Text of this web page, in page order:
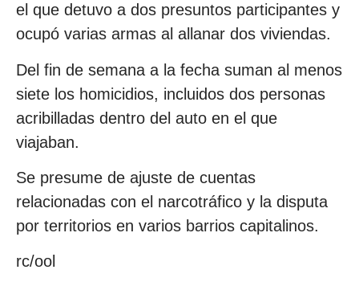
el que detuvo a dos presuntos participantes y
ocupó varias armas al allanar dos viviendas.
Del fin de semana a la fecha suman al menos
siete los homicidios, incluidos dos personas
acribilladas dentro del auto en el que
viajaban.
Se presume de ajuste de cuentas
relacionadas con el narcotráfico y la disputa
por territorios en varios barrios capitalinos.
rc/ool